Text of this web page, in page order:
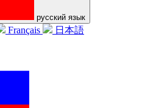
русский язык
Français 日本語